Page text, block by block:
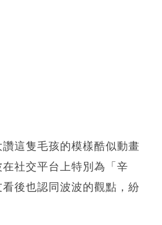
這隻毛孩的模樣酷似動畫
社交平台上特別為「辛
後也認同波波的觀點，紛